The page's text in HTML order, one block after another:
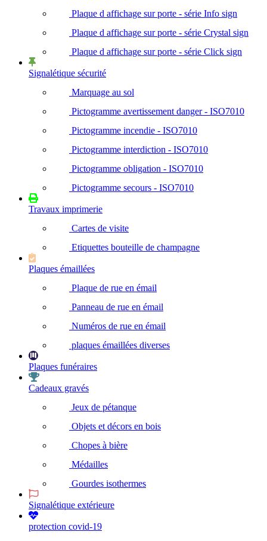
Plaque d affichage sur porte - série Info sign
Plaque d affichage sur porte - série Crystal sign
Plaque d affichage sur porte - série Click sign
Signalétique sécurité
Marquage au sol
Pictogramme avertissement danger - ISO7010
Pictogramme incendie - ISO7010
Pictogramme interdiction - ISO7010
Pictogramme obligation - ISO7010
Pictogramme secours - ISO7010
Travaux imprimerie
Cartes de visite
Etiquettes bouteille de champagne
Plaques émaillées
Plaque de rue en émail
Panneau de rue en émail
Numéros de rue en émail
plaques émaillées diverses
Plaques funéraires
Cadeaux gravés
Jeux de pétanque
Objets et décors en bois
Chopes à bière
Médailles
Gourdes isothermes
Signalétique extérieure
protection covid-19